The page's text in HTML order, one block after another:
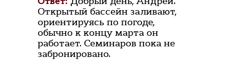
Открытый бассейн заливают,
ориентируясь по погоде,
обычно к концу марта он
работает. Семинаров пока не
забронировано.